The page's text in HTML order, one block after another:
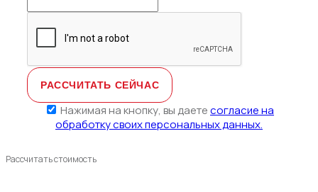
Нажимая на кнопку, вы даетесогласие на
обработку своих персональных данных.
Рассчитать стоимость